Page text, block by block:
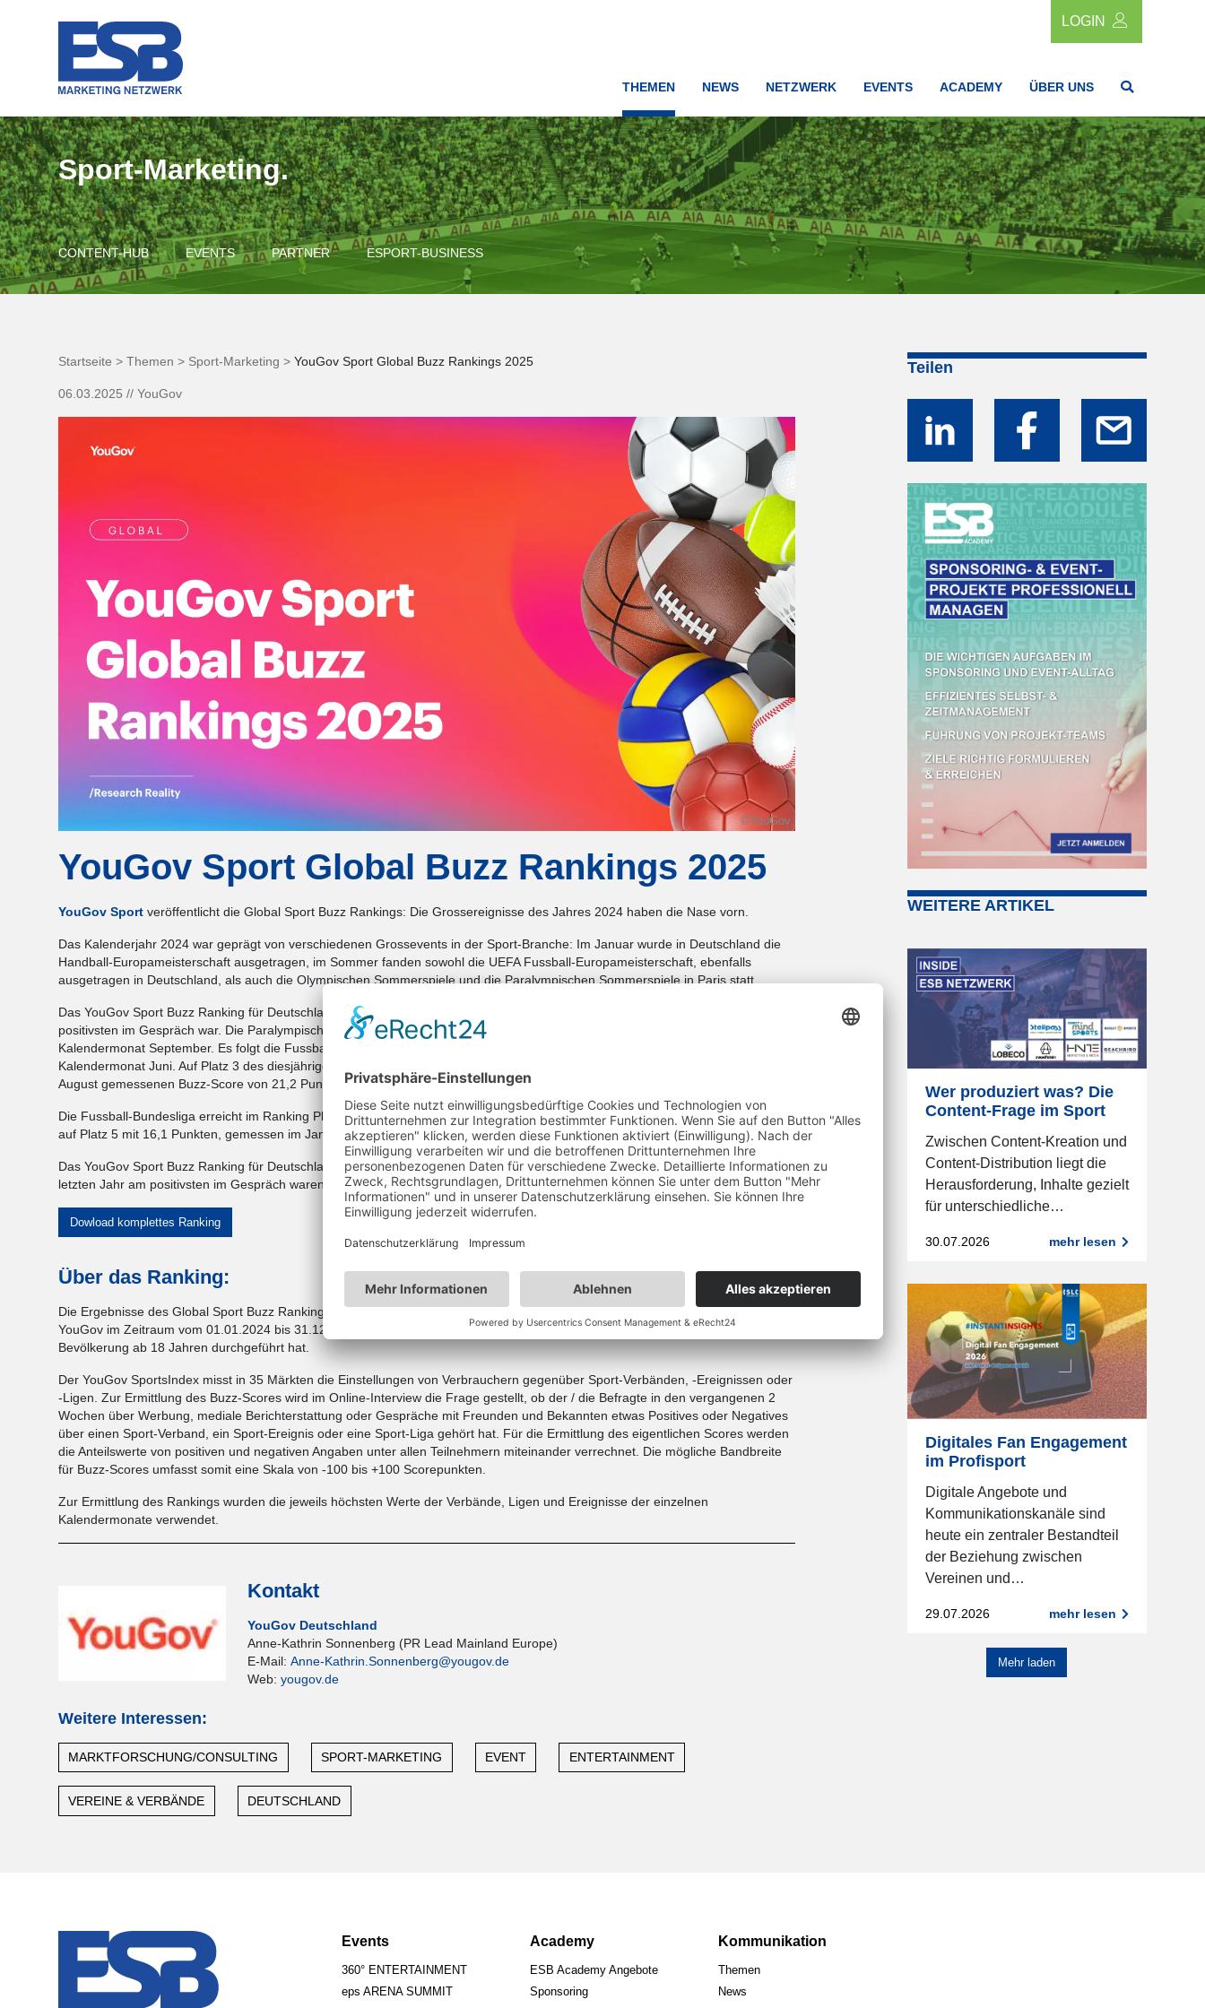
LOGIN
THEMEN NEWS NETZWERK EVENTS ACADEMY ÜBER UNS
Sport-Marketing.
CONTENT-HUB EVENTS PARTNER ESPORT-BUSINESS
Startseite > Themen > Sport-Marketing > YouGov Sport Global Buzz Rankings 2025
06.03.2025 // YouGov
©YouGov
YouGov Sport Global Buzz Rankings 2025
YouGov Sport veröffentlicht die Global Sport Buzz Rankings: Die Grossereignisse des Jahres 2024 haben die Nase vorn.
Das Kalenderjahr 2024 war geprägt von verschiedenen Grossevents in der Sport-Branche: Im Januar wurde in Deutschland die
Handball-Europameisterschaft ausgetragen, im Sommer fanden sowohl die UEFA Fussball-Europameisterschaft, ebenfalls
ausgetragen in Deutschland, als auch die Olympischen Sommerspiele und die Paralympischen Sommerspiele in Paris statt.
Das YouGov Sport Buzz Ranking für Deutschland zeigt nun, dass die Paralympics jenes Ereignis waren, das unter Deutschen am
positivsten im Gespräch war. Die Paralympischen Spiele in Paris erreichten einen Buzz-Score von 25,1 Punkten, gemessen im
Kalendermonat September. Es folgt die Fussball-Europameisterschaft mit einem Buzz-Score von 22,3 Punkten, gemessen im
Kalendermonat Juni. Auf Platz 3 des diesjährigen Rankings liegen schliesslich die Olympischen Spiele, mit einem im Monat
August gemessenen Buzz-Score von 21,2 Punkten.
Die Fussball-Bundesliga erreicht im Ranking Platz 4 mit 18,5 Punkten (gemessen im September), die Vierschanzentournee folgt
auf Platz 5 mit 16,1 Punkten, gemessen im Januar 2024.
Das YouGov Sport Buzz Ranking für Deutschland zeigt, welche Sport-Verbände, -Ereignisse oder -Ligen bei den Deutschen im
letzten Jahr am positivsten im Gespräch waren.
Dowload komplettes Ranking
Über das Ranking:
Die Ergebnisse des Global Sport Buzz Rankings vonYouGov Sportfür Deutschland basieren auf 700.000 Online-Interviews, die
YouGov im Zeitraum vom 01.01.2024 bis 31.12.2024 täglich für den YouGov SportsIndex repräsentativ für die deutsche
Bevölkerung ab 18 Jahren durchgeführt hat.
Der YouGov SportsIndex misst in 35 Märkten die Einstellungen von Verbrauchern gegenüber Sport-Verbänden, -Ereignissen oder
-Ligen. Zur Ermittlung des Buzz-Scores wird im Online-Interview die Frage gestellt, ob der / die Befragte in den vergangenen 2
Wochen über Werbung, mediale Berichterstattung oder Gespräche mit Freunden und Bekannten etwas Positives oder Negatives
über einen Sport-Verband, ein Sport-Ereignis oder eine Sport-Liga gehört hat. Für die Ermittlung des eigentlichen Scores werden
die Anteilswerte von positiven und negativen Angaben unter allen Teilnehmern miteinander verrechnet. Die mögliche Bandbreite
für Buzz-Scores umfasst somit eine Skala von -100 bis +100 Scorepunkten.
Zur Ermittlung des Rankings wurden die jeweils höchsten Werte der Verbände, Ligen und Ereignisse der einzelnen
Kalendermonate verwendet.
Kontakt
YouGov Deutschland
Anne-Kathrin Sonnenberg (PR Lead Mainland Europe)
E-Mail:Anne-Kathrin.Sonnenberg@yougov.de
Web:yougov.de
Weitere Interessen:
MARKTFORSCHUNG/CONSULTING SPORT-MARKETING EVENT ENTERTAINMENT
VEREINE & VERBÄNDE DEUTSCHLAND
Teilen
WEITERE ARTIKEL
Wer produziert was? Die
Content-Frage im Sport
Zwischen Content-Kreation und
Content-Distribution liegt die
Herausforderung, Inhalte gezielt
für unterschiedliche…
30.07.2026 mehr lesen
Digitales Fan Engagement
im Profisport
Digitale Angebote und
Kommunikationskanäle sind
heute ein zentraler Bestandteil
der Beziehung zwischen
Vereinen und…
29.07.2026 mehr lesen
Mehr laden
Events
360° ENTERTAINMENT
eps ARENA SUMMIT
Academy
ESB Academy Angebote
Sponsoring
Kommunikation
Themen
News